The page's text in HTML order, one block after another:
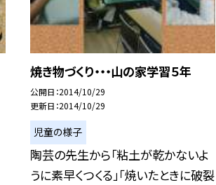
焼き物づくり・・・山の家学習５年
公開日 2014/10/29
更新日 2014/10/29
児童の様子
陶芸の先生から「粘土が乾かないよ
うに素早くつくる」「焼いたときに破裂